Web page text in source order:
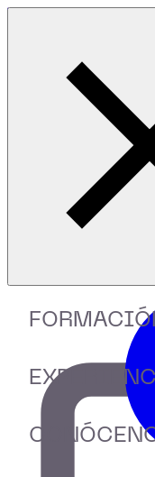
Inicio
Recursos
Cómo hacer
Accede a más de
eBooks,Plantillas,